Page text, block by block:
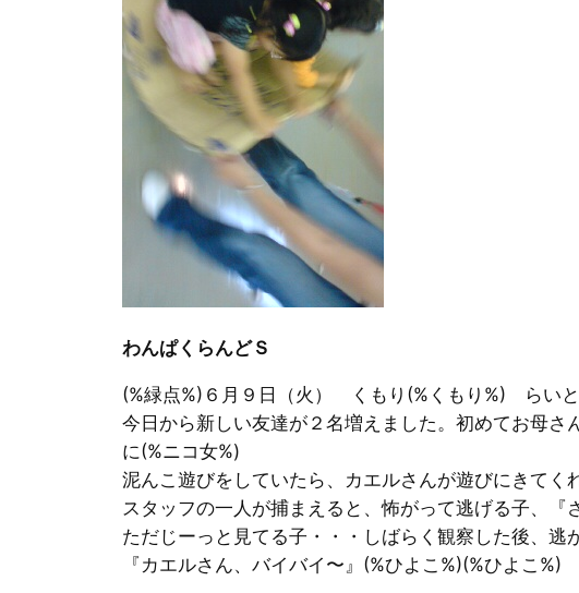
わんぱくらんどＳ
(%緑点%)６月９日（火） くもり(%くもり%) らい
今日から新しい友達が２名増えました。初めてお母
に(%ニコ女%)
泥んこ遊びをしていたら、カエルさんが遊びにきてく
スタッフの一人が捕まえると、怖がって逃げる子、『
ただじーっと見てる子・・・しばらく観察した後、逃
『カエルさん、バイバイ〜』(%ひよこ%)(%ひよこ%)